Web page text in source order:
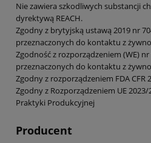
Nie zawiera szkodliwych substancji
dyrektywą REACH.
Zgodny z brytyjską ustawą 2019 nr
przeznaczonych do kontaktu z
Zgodność z rozporządzeniem (WE)
przeznaczonych do kontaktu z
Zgodny z rozporządzeniem FDA CFR
Zgodny z Rozporządzeniem UE
Praktyki Produkcyjnej
Producent